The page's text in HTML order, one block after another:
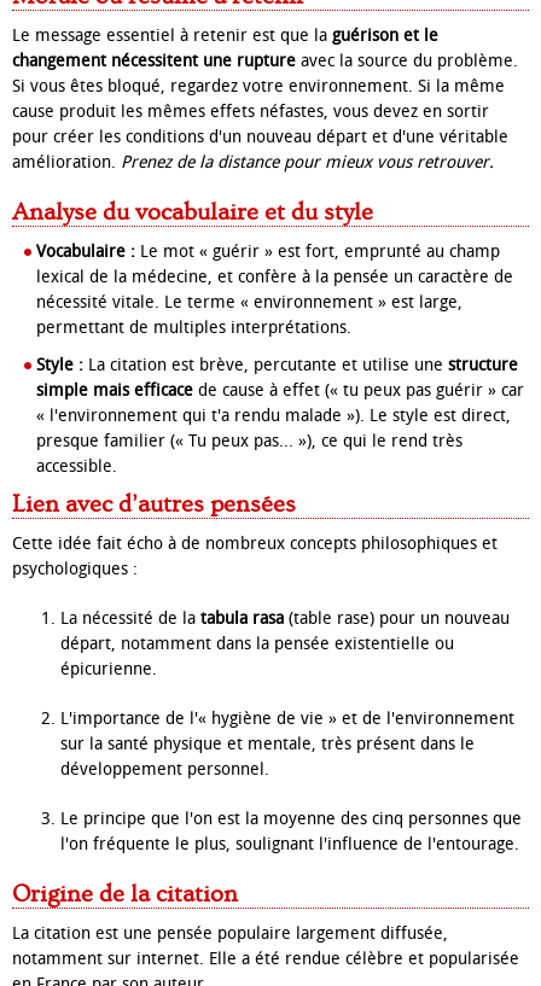
Le message essentiel à retenir est que la guérison et le
changement nécessitent une rupture avec la source du problème.
Si vous êtes bloqué, regardez votre environnement. Si la même
cause produit les mêmes effets néfastes, vous devez en sortir
pour créer les conditions d'un nouveau départ et d'une véritable
amélioration. Prenez de la distance pour mieux vous retrouver.
Analyse du vocabulaire et du style
Vocabulaire : Le mot « guérir » est fort, emprunté au champ
lexical de la médecine, et confère à la pensée un caractère de
nécessité vitale. Le terme « environnement » est large,
permettant de multiples interprétations.
Style : La citation est brève, percutante et utilise une structure
simple mais efficace de cause à effet (« tu peux pas guérir » car
« l'environnement qui t'a rendu malade »). Le style est direct,
presque familier (« Tu peux pas... »), ce qui le rend très
accessible.
Lien avec d’autres pensées
Cette idée fait écho à de nombreux concepts philosophiques et
psychologiques :
La nécessité de la tabula rasa (table rase) pour un nouveau
départ, notamment dans la pensée existentielle ou
épicurienne.
L'importance de l'« hygiène de vie » et de l'environnement
sur la santé physique et mentale, très présent dans le
développement personnel.
Le principe que l'on est la moyenne des cinq personnes que
l'on fréquente le plus, soulignant l'influence de l'entourage.
Origine de la citation
La citation est une pensée populaire largement diffusée,
notamment sur internet. Elle a été rendue célèbre et popularisée